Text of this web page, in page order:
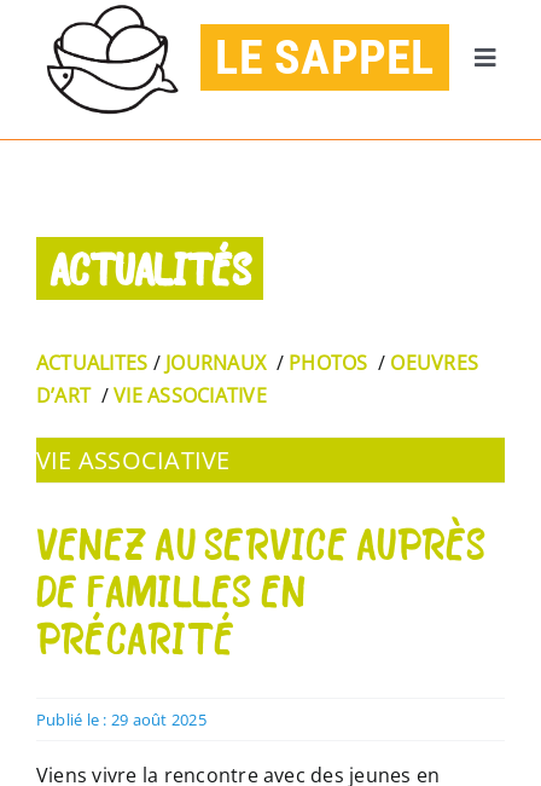
contenu
LE SAPPEL
PUBLICATIONS
CONTACT
JE DONNE
ACTUALITÉS
ACTUALITES / JOURNAUX / PHOTOS / OEUVRES
D’ART /VIE ASSOCIATIVE
VIE ASSOCIATIVE
VENEZ AU SERVICE AUPRÈS
DE FAMILLES EN
PRÉCARITÉ
Publié le : 29 août 2025
Viens vivre la rencontre avec des jeunes en